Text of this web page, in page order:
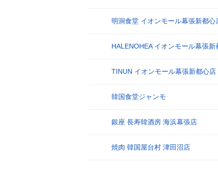
明洞食堂 イオンモール幕張新都心
HALENOHEA イオンモール幕張新
TINUN イオンモール幕張新都心店
韓国食堂ジャンモ
銀座 長寿韓酒房 海浜幕張店
焼肉 韓国屋台村 津田沼店